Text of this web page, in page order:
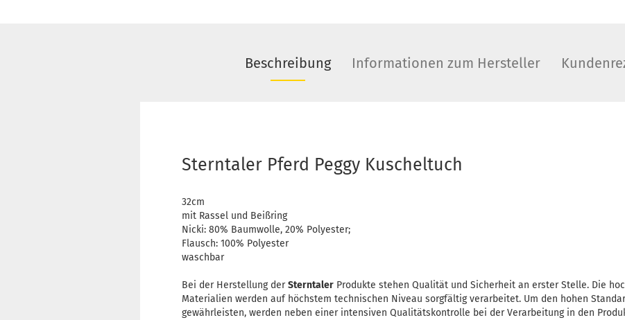
Beschreibung Informationen zum Hersteller
Sterntaler Pferd Peggy Kuscheltuch
32cm
mit Rassel und Beißring
Nicki: 80% Baumwolle, 20% Polyester;
Flausch: 100% Polyester
waschbar
Bei der Herstellung derSterntaler Produkte stehen Qualität und Sicherheit an erster Stelle. Die
Materialien werden auf höchstem technischen Niveau sorgfältig verarbeitet. Um den hohen
gewährleisten, werden neben einer intensiven Qualitätskontrolle bei der Verarbeitung in den